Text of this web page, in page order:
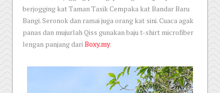
berjogging kat Taman Tasik Cempaka kat Bandar Baru
Bangi. Seronok dan ramai juga orang kat sini. Cuaca agak
panas dan mujurlah Qiss gunakan baju t-shirt microfiber
lengan panjang dariBoxy.my.